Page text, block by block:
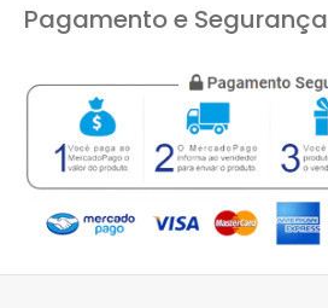
Pagamento e Segurança